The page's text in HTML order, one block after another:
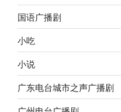
国语广播剧
小吃
小说
广东电台城市之声广播剧